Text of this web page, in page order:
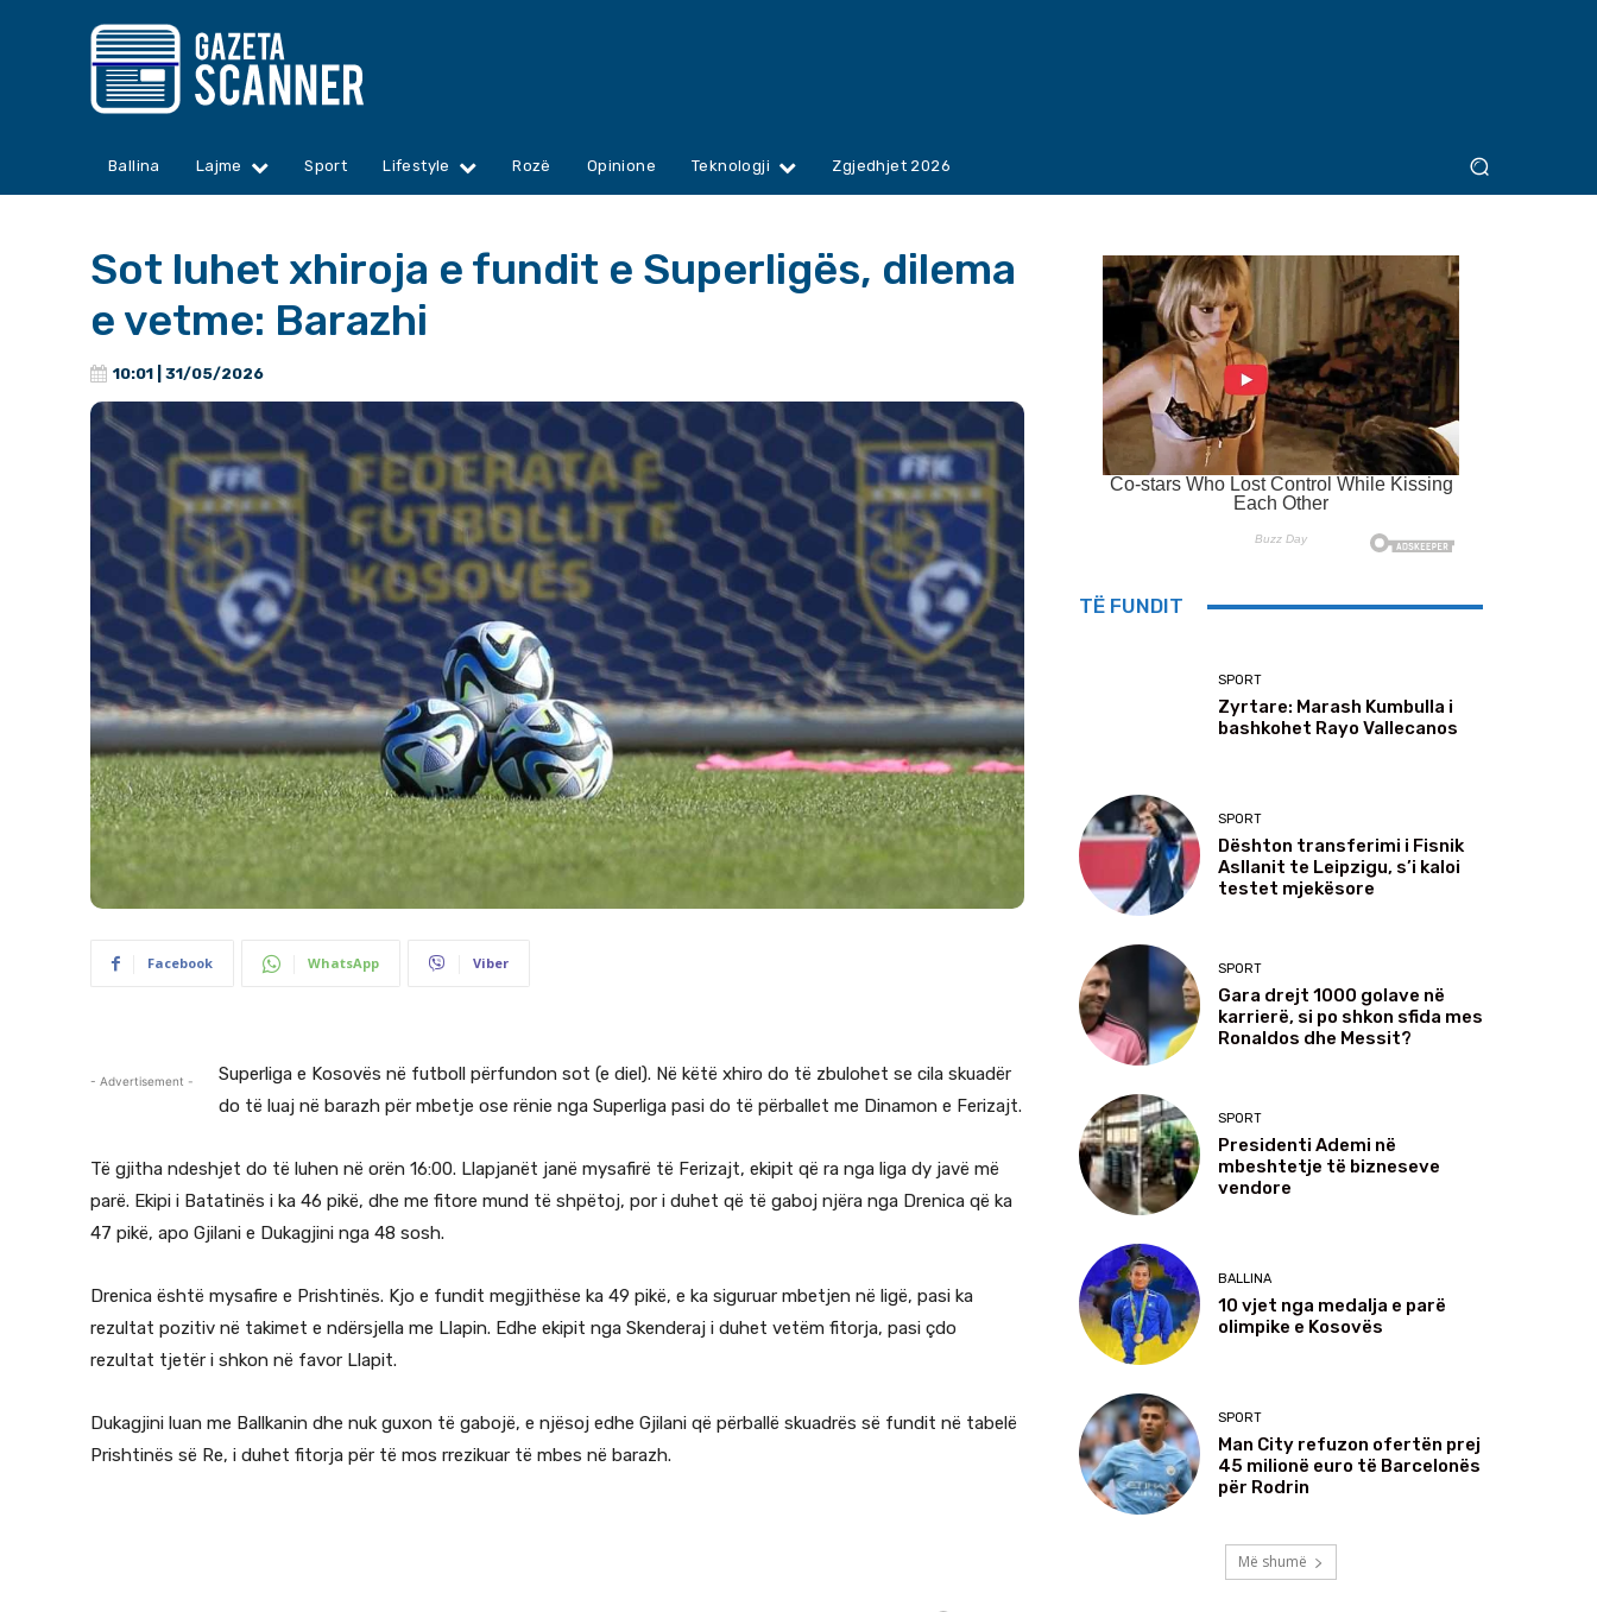
Ballina Lajme Sport Lifestyle Rozë Opinione Teknologji Zgjedhjet 2026
Sot luhet xhiroja e fundit e Superligës, dilema
e vetme: Barazhi
10:01 | 31/05/2026
Facebook WhatsApp Viber
- Advertisement -
Superliga e Kosovës në futboll përfundon sot (e diel). Në këtë xhiro do të zbulohet se cila skuadër
do të luaj në barazh për mbetje ose rënie nga Superliga pasi do të përballet me Dinamon e Ferizajt.
Të gjitha ndeshjet do të luhen në orën 16:00. Llapjanët janë mysafirë të Ferizajt, ekipit që ra nga liga dy javë më
parë. Ekipi i Batatinës i ka 46 pikë, dhe me fitore mund të shpëtoj, por i duhet që të gaboj njëra nga Drenica që ka
47 pikë, apo Gjilani e Dukagjini nga 48 sosh.
Drenica është mysafire e Prishtinës. Kjo e fundit megjithëse ka 49 pikë, e ka siguruar mbetjen në ligë, pasi ka
rezultat pozitiv në takimet e ndërsjella me Llapin. Edhe ekipit nga Skenderaj i duhet vetëm fitorja, pasi çdo
rezultat tjetër i shkon në favor Llapit.
Dukagjini luan me Ballkanin dhe nuk guxon të gabojë, e njësoj edhe Gjilani që përballë skuadrës së fundit në tabelë
Prishtinës së Re, i duhet fitorja për të mos rrezikuar të mbes në barazh.
TË FUNDIT
SPORT
Zyrtare: Marash Kumbulla i
bashkohet Rayo Vallecanos
SPORT
Dështon transferimi i Fisnik
Asllanit te Leipzigu, s’i kaloi
testet mjekësore
SPORT
Gara drejt 1000 golave në
karrierë, si po shkon sfida mes
Ronaldos dhe Messit?
SPORT
Presidenti Ademi në
mbeshtetje të bizneseve
vendore
BALLINA
10 vjet nga medalja e parë
olimpike e Kosovës
SPORT
Man City refuzon ofertën prej
45 milionë euro të Barcelonës
për Rodrin
Më shumë